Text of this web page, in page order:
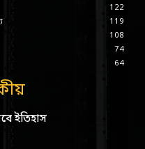
122
119
108
74
64
ইতিহাস